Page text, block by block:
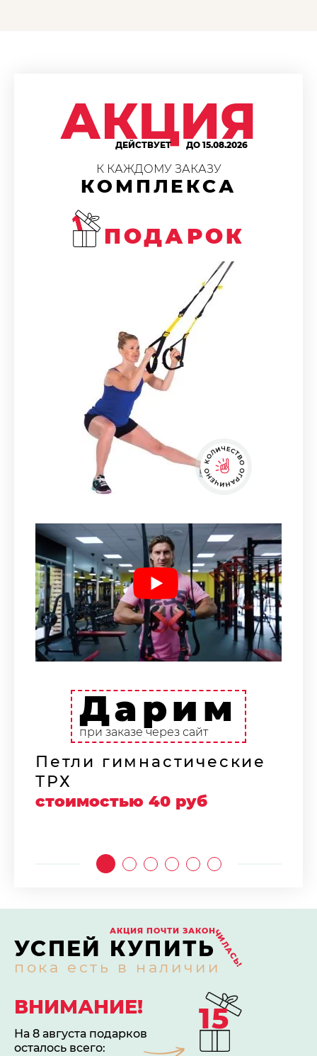
АКЦИЯ
ДЕЙСТВУЕТ ДО 15.08.2026
К КАЖДОМУ ЗАКАЗУ
КОМПЛЕКСА
ПОДАРОК
Дарим
при заказе через сайт
Петли гимнастические
ТРХ
стоимостью 40 руб
АКЦИЯ ПОЧТИ ЗАКОНЧИЛАСЬ!
УСПЕЙ КУПИТЬ
пока есть в наличии
ВНИМАНИЕ!
На 8 августа подарков
осталось всего:
15